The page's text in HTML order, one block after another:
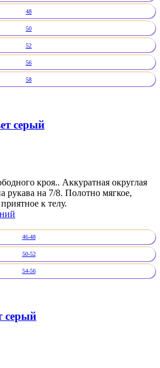
48
50
52
56
58
серый
кроя.. Аккуратная округлая
рукава на 7/8. Полотно мягкое,
к телу.
46-48
50-52
54-56
серый